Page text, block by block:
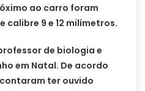
ao carro foram
9 e 12 milímetros.
de biologia e
em Natal. De acordo
ter ouvido